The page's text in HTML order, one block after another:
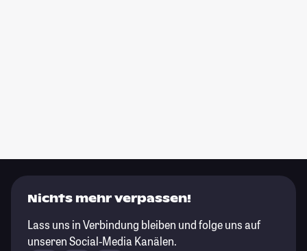
Nichts mehr verpassen!
Lass uns in Verbindung bleiben und folge uns auf
unseren Social-Media Kanälen.